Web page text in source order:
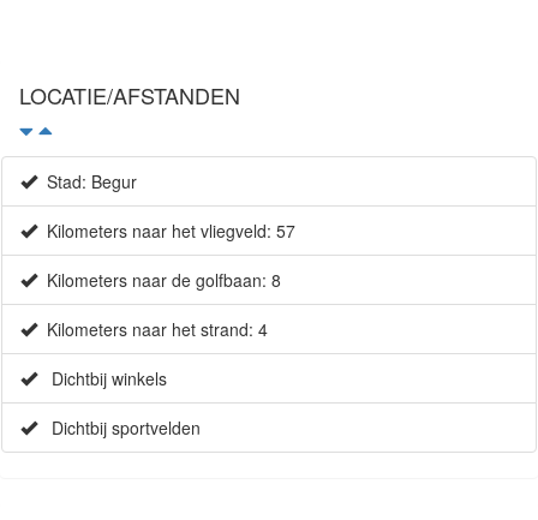
LOCATIE/AFSTANDEN
Stad: Begur
Kilometers naar het vliegveld: 57
Kilometers naar de golfbaan: 8
Kilometers naar het strand: 4
Dichtbij winkels
Dichtbij sportvelden